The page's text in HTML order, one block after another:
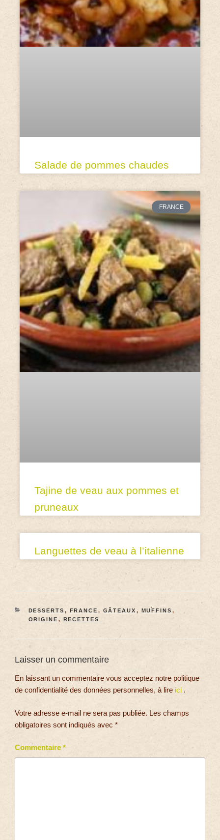
Salade de pommes chaudes
FRANCE
Tajine de veau aux pommes et
pruneaux
Languettes de veau à l’italienne
DESSERTS , FRANCE , GÂTEAUX , MUFFINS ,
ORIGINE , RECETTES
Laisser un commentaire
En laissant un commentaire vous acceptez notre politique
de confidentialité des données personnelles, à lire ici .
Votre adresse e-mail ne sera pas publiée. Les champs
obligatoires sont indiqués avec *
Commentaire *